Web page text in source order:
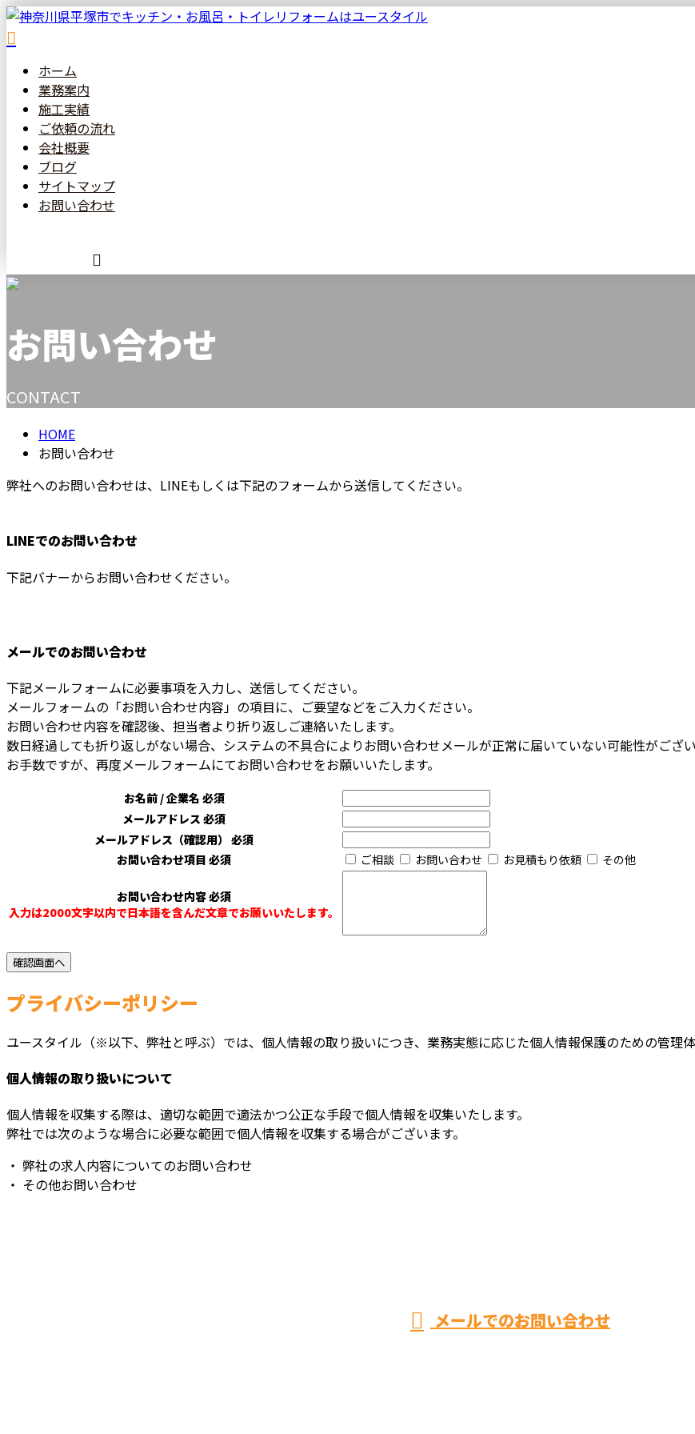
ホーム
業務案内
施工実績
ご依頼の流れ
会社概要
ブログ
サイトマップ
お問い合わせ
お問い合わせ
CONTACT
HOME
お問い合わせ
弊社へのお問い合わせは、 LINEもしくは下記のフォームから送信してください。
LINEでのお問い合わせ
下記バナーからお問い合わせください。
メールでのお問い合わせ
下記メールフォームに必要事項を入力し、送信してください。
メールフォームの「お問い合わせ内容」の項目に、ご要望などをご入力ください。
お問い合わせ内容を確認後、担当者より折り返しご連絡いたします。
数日経過しても折り返しがない場合、システムの不具合によりお問い合わせメールが正常に届いていない可能性がござい
お手数ですが、再度メールフォームにてお問い合わせをお願いいたします。
お名前 / 企業名 必須
メールアドレス 必須
メールアドレス（確認用） 必須
お問い合わせ項目 必須 ご相談 お問い合わせ お見積もり依頼 その他
お問い合わせ内容必須
入力は2000文字以内で日本語を含んだ文章でお願いいたします。
プライバシーポリシー
ユースタイル（※以下、弊社と呼ぶ）では、個人情報の取り扱いにつき、業務実態に応じた個人情報保護のための管理
個人情報の取り扱いについて
個人情報を収集する際は、適切な範囲で適法かつ公正な手段で個人情報を収集いたします。
弊社では次のような場合に必要な範囲で個人情報を収集する場合がございます。
・ 弊社の求人内容についてのお問い合わせ
・ その他お問い合わせ
メールでのお問い合わせ